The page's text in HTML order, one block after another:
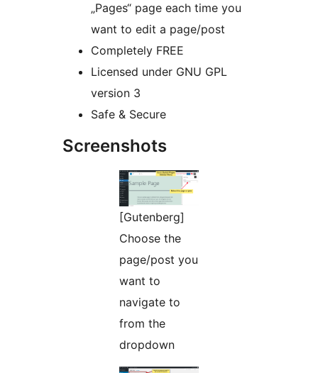
„Pages“ page each time you
want to edit a page/post
Completely FREE
Licensed under GNU GPL
version 3
Safe & Secure
Screenshots
[Gutenberg]
Choose the
page/post you
want to
navigate to
from the
dropdown